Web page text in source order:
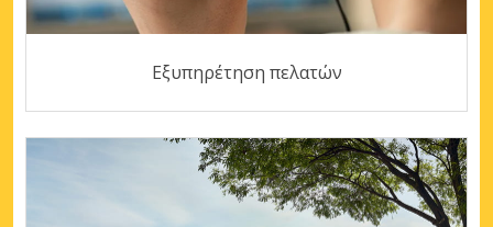
Εξυπηρέτηση πελατών